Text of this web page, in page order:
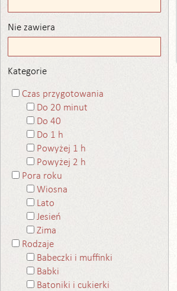
Nie zawiera
Kategorie
Czas przygotowania
Do 20 minut
Do 40
Do 1 h
Powyżej 1 h
Powyżej 2 h
Pora roku
Wiosna
Lato
Jesień
Zima
Rodzaje
Babeczki i muffinki
Babki
Batoniki i cukierki